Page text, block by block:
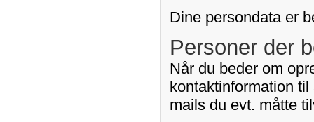
Dine persondata er
Personer der
Når du beder om
kontaktinformation
mails du evt. måtte